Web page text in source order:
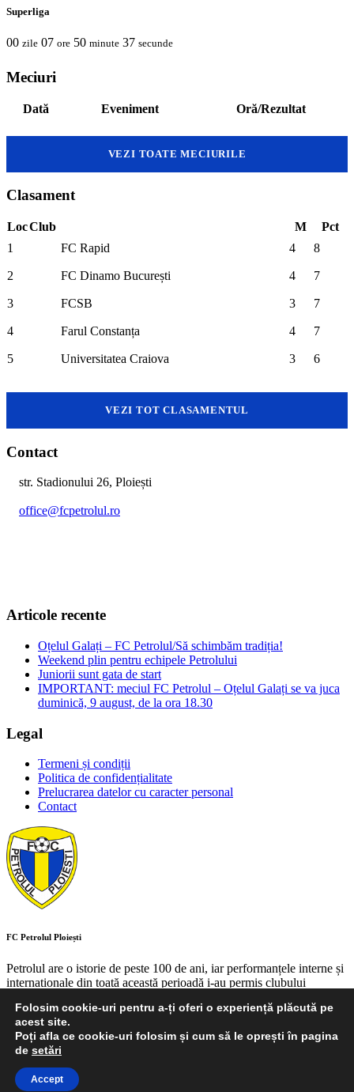
Superliga
00 zile 07 ore 50 minute 36 secunde
Meciuri
Dată Eveniment Oră/Rezultat
VEZI TOATE MECIURILE
Clasament
LocClub M
Pct
1
FC Rapid 4 8
2 FC Dinamo București 4 7
3 FCSB 3 7
4 Farul Constanța 4 7
5 Universitatea Craiova 3 6
VEZI TOT CLASAMENTUL
Contact
str. Stadionului 26, Ploiești
office@fcpetrolul.ro
Articole recente
Oțelul Galați – FC Petrolul/Să schimbăm tradiția!
Weekend plin pentru echipele Petrolului
Juniorii sunt gata de start
IMPORTANT: meciul FC Petrolul – Oțelul Galați se va juca
duminică, 9 august, de la ora 18.30
Legal
Termeni și condiții
Politica de confidențialitate
Prelucrarea datelor cu caracter personal
Contact
FC Petrolul Ploiești
Petrolul are o istorie de peste 100 de ani, iar performanțele interne și
internaționale din toată această perioadă i-au permis clubului
Creat cudeStudio Panda.
Copyright 1924-2026 FC Petrolul Ploiești, Toate drepturile rezervate
Folosim cookie-uri pentru a-ți oferi o experiență plăcută pe
acest site.
Poți afla ce cookie-uri folosim și cum să le oprești în pagina
de setări
Accept